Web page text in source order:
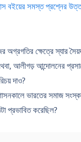
বইয়ের সমস্ত প্রশ্নের
অগ্রগতির ক্ষেত্রে স্যার
আলীগড় আন্দোলনের
দাও?
ভারতের সমাজ
প্রভাবিত করেছিল?